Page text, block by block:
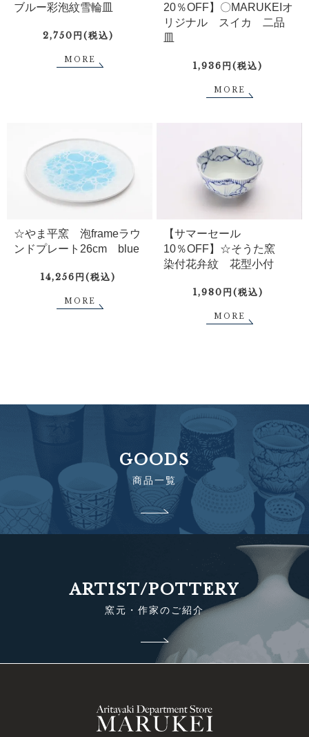
ブルー彩泡紋雪輪皿
2,750円(税込)
MORE
20％OFF】〇MARUKEIオ
リジナル スイカ 二品
皿
1,936円(税込)
MORE
☆やま平窯 泡frameラウ
ンドプレート26cm blue
14,256円(税込)
MORE
【サマーセール
10％OFF】☆そうた窯
染付花弁紋 花型小付
1,980円(税込)
MORE
GOODS
商品一覧
ARTIST/POTTERY
窯元・作家のご紹介